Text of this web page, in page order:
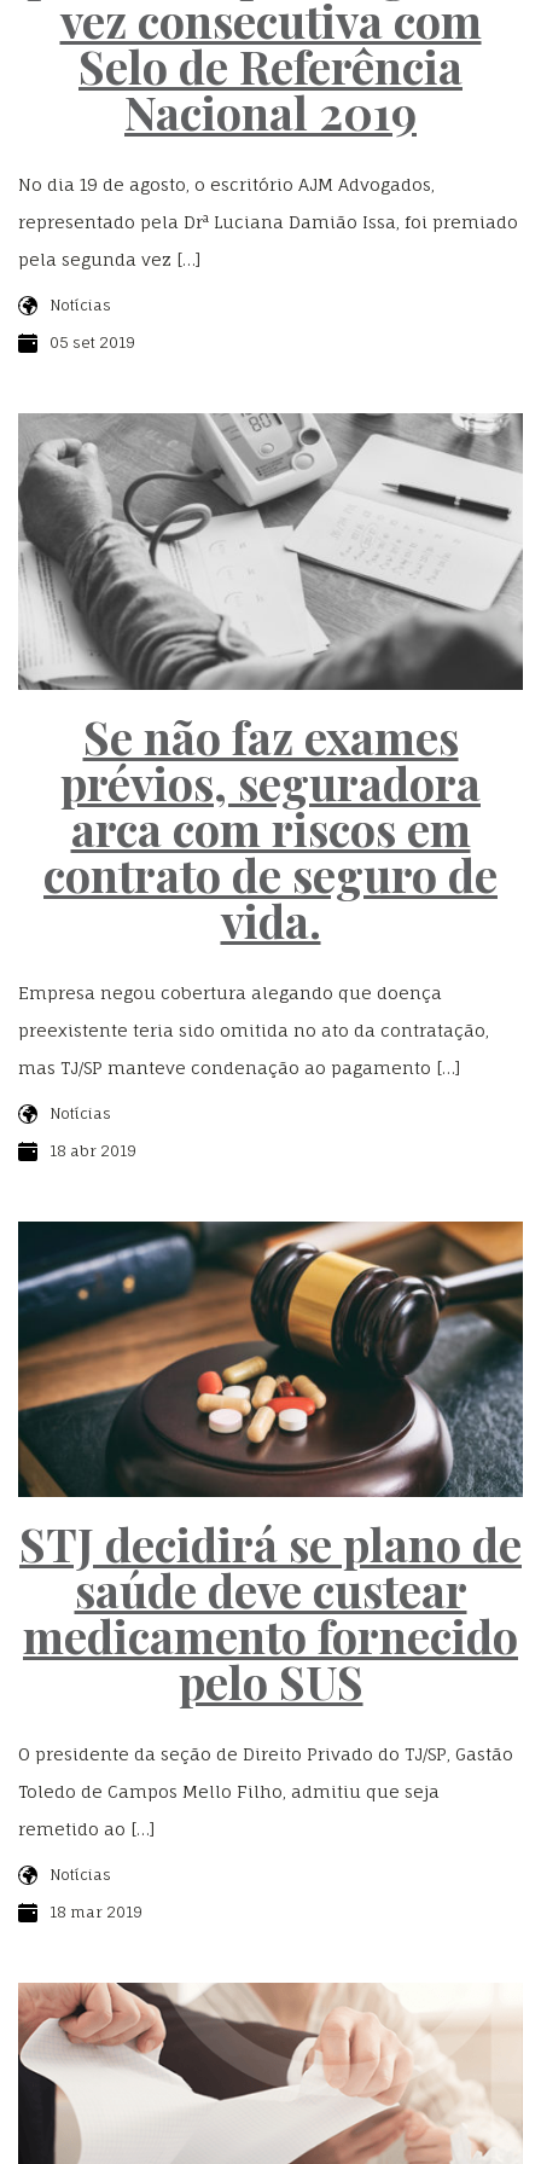
vez consecutiva com
Selo de Referência
Nacional 2019
No dia 19 de agosto, o escritório AJM Advogados,
representado pela Drª Luciana Damião Issa, foi premiado
pela segunda vez […]
Notícias
05 set 2019
Se não faz exames
prévios, seguradora
arca com riscos em
contrato de seguro de
vida.
Empresa negou cobertura alegando que doença
preexistente teria sido omitida no ato da contratação,
mas TJ/SP manteve condenação ao pagamento […]
Notícias
18 abr 2019
STJ decidirá se plano de
saúde deve custear
medicamento fornecido
pelo SUS
O presidente da seção de Direito Privado do TJ/SP, Gastão
Toledo de Campos Mello Filho, admitiu que seja
remetido ao […]
Notícias
18 mar 2019